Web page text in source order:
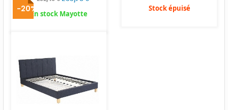
En stock Mayotte
Stock épuisé
-20%